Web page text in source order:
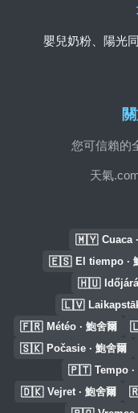
您可信賴的
天氣
嬰兒奶粉、陽光
🇲🇾 Cuaca
🇪🇸 El tiempo ·
🇭🇺
🇱🇻
🇫🇷 Météo · 鮑舍爾
🇸🇰 Počasie · 鮑舍爾
🇵🇹 Tempo ·
🇩🇰 Vejret · 鮑舍爾